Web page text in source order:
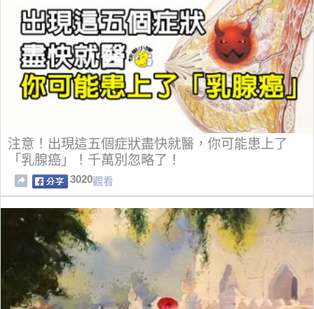
注意！出現這五個症狀盡快就醫，你可能患上了
「乳腺癌」！千萬別忽略了！
3020觀看